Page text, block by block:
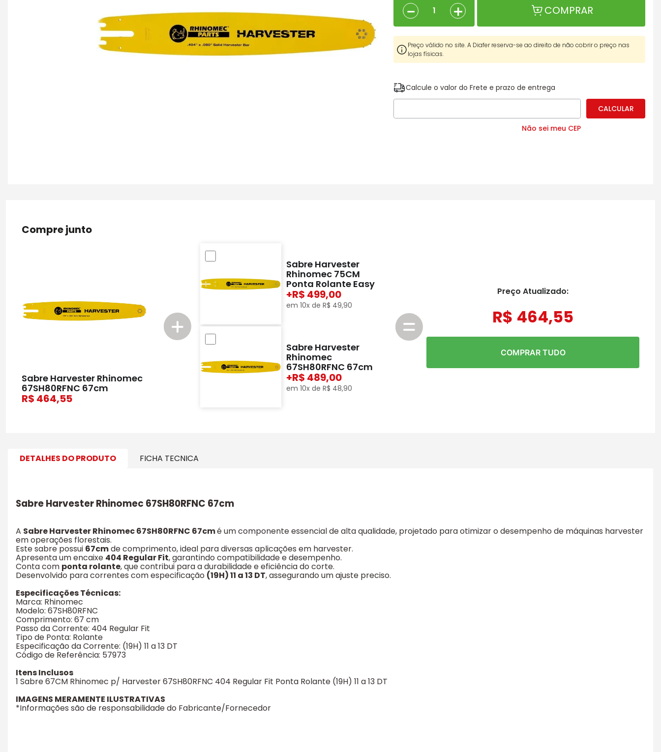
＋
－ COMPRAR
Preço válido no site. A Diafer reserva-se ao direito de não cobrir o preço nas
lojas físicas.
Calcule o valor do Frete e prazo de entrega
Não sei meu CEP
Compre junto
Sabre Harvester Rhinomec
67SH80RFNC 67cm
464,55
Sabre Harvester
Rhinomec 75CM
Ponta Rolante Easy
+ 499,00
em10x deR$ 49,90
Sabre Harvester
Rhinomec
67SH80RFNC 67cm
+ 489,00
em10x deR$ 48,90
Preço Atualizado:
R$ 464,55
COMPRAR TUDO
DETALHES DO PRODUTO FICHA TECNICA
Sabre Harvester Rhinomec 67SH80RFNC 67cm
A Sabre Harvester Rhinomec 67SH80RFNC 67cmé um componente essencial de alta qualidade, projetado para otimizar o desempenho de máquinas harvester
em operações florestais.
Este sabre possui 67cmde comprimento, ideal para diversas aplicações em harvester.
Apresenta um encaixe 404 Regular Fit, garantindo compatibilidade e desempenho.
Conta com ponta rolante, que contribui para a durabilidade e eficiência do corte.
Desenvolvido para correntes com especificação (19H) 11 a 13 DT, assegurando um ajuste preciso.
Especificações Técnicas:
Marca: Rhinomec
Modelo: 67SH80RFNC
Comprimento: 67 cm
Passo da Corrente: 404 Regular Fit
Tipo de Ponta: Rolante
Especificação da Corrente: (19H) 11 a 13 DT
Código de Referência: 57973
Itens Inclusos
1 Sabre 67CM Rhinomec p/ Harvester 67SH80RFNC 404 Regular Fit Ponta Rolante (19H) 11 a 13 DT
IMAGENS MERAMENTE ILUSTRATIVAS
*Informações são de responsabilidade do Fabricante/Fornecedor